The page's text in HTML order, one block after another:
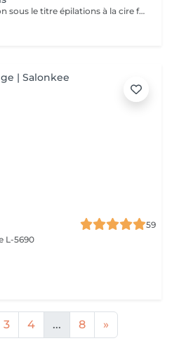
Aussi possible avec épilation sous le titre épilations à la cire femme
59
L-5690
3 4 ... 8 »